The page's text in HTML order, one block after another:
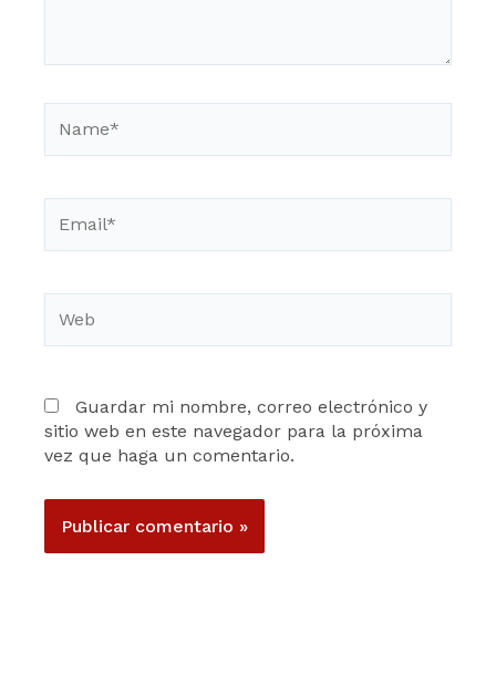
Guardar mi nombre, correo electrónico y
sitio web en este navegador para la próxima
vez que haga un comentario.